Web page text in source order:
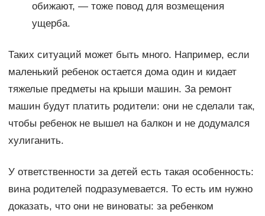
обижают, — тоже повод для возмещения
ущерба.
Таких ситуаций может быть много. Например, если
маленький ребенок остается дома один и кидает
тяжелые предметы на крыши машин. За ремонт
машин будут платить родители: они не сделали так,
чтобы ребенок не вышел на балкон и не додумался
хулиганить.
У ответственности за детей есть такая особенность:
вина родителей подразумевается. То есть им нужно
доказать, что они не виноваты: за ребенком